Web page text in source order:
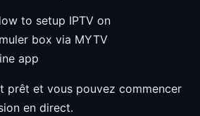
prêt et vous pouvez commencer
en direct.